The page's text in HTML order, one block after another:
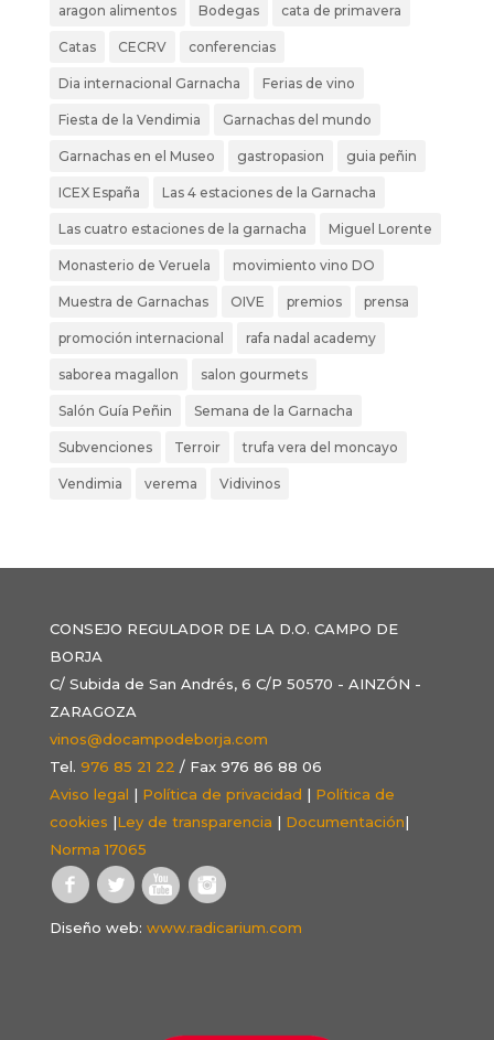
aragon alimentos Bodegas cata de primavera
Catas CECRV conferencias
Dia internacional Garnacha Ferias de vino
Fiesta de la Vendimia Garnachas del mundo
Garnachas en el Museo gastropasion guia peñin
ICEX España Las 4 estaciones de la Garnacha
Las cuatro estaciones de la garnacha Miguel Lorente
Monasterio de Veruela movimiento vino DO
Muestra de Garnachas OIVE premios prensa
promoción internacional rafa nadal academy
saborea magallon salon gourmets
Salón Guía Peñin Semana de la Garnacha
Subvenciones Terroir trufa vera del moncayo
Vendimia verema Vidivinos
CONSEJO REGULADOR DE LA D.O. CAMPO DE
BORJA
C/ Subida de San Andrés, 6 C/P 50570 - AINZÓN -
ZARAGOZA
vinos@docampodeborja.com
Tel. 976 85 21 22 / Fax 976 86 88 06
Aviso legal | Política de privacidad | Política de
cookies |Ley de transparencia | Documentación|
Norma 17065
Diseño web: www.radicarium.com